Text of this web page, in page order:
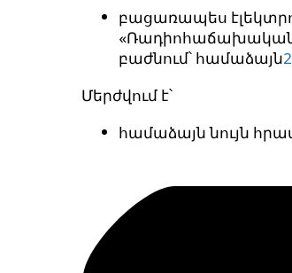
բացառապես
բաժնում՝ համաձայն
Մերժվում է՝
համաձայն նույն